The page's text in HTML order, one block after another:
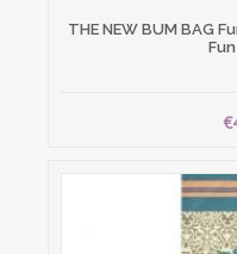
THE NEW BUM BAG